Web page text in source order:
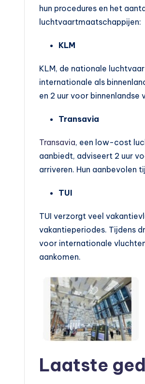
hun procedures en het
luchtvaartmaatschappijen:
KLM
KLM, de nationale
internationale als
en 2 uur voor
Transavia
Transavia, een low-cost
aanbiedt, adviseert 2 uur
arriveren. Hun aanbevolen
TUI
TUI verzorgt veel
vakantieperiodes. Tijdens
voor internationale
aankomen.
Laatste